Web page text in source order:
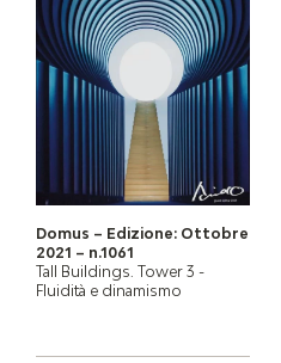
Domus – Edizione: Ottobre
2021 – n.1061
Tall Buildings. Tower 3 -
Fluidità e dinamismo